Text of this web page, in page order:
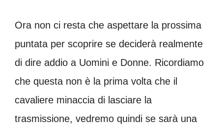
Ora non ci resta che aspettare la prossima
puntata per scoprire se deciderà realmente
di dire addio a Uomini e Donne. Ricordiamo
che questa non è la prima volta che il
cavaliere minaccia di lasciare la
trasmissione, vedremo quindi se sarà una